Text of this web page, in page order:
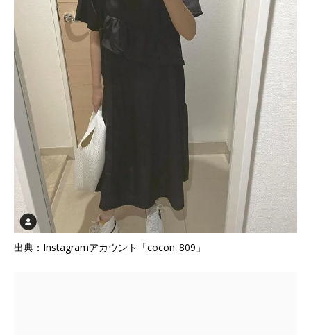
出典：Instagramアカウント「cocon_809」